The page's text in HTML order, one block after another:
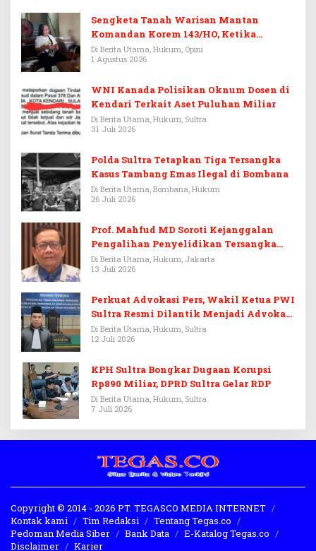
Sengketa Tanah Warisan Mantan
Komandan Korem 143/HO, Ketika
Warisan Menjadi Arena Pemerasan
Di Berita Utama, Hukum, Opini
1 Agustus 2026
WNI Kanada Polisikan Oknum Dosen di
Kendari Terkait Aset Puluhan Miliar
Di Berita Utama, Hukum, Sultra
31 Juli 2026
Polda Sultra Tetapkan Tiga Tersangka
Kasus Tambang Emas Ilegal di Bombana
Di Berita Utama, Bombana, Hukum
26 Juli 2026
Prof. Mahfud MD Soroti Kejanggalan
Pengalihan Penyelidikan Tersangka
Febrie Adriansyah
Di Berita Utama, Hukum, Jakarta
13 Juli 2026
Perkuat Advokasi Pers, Wakil Ketua PWI
Sultra Resmi Dilantik Menjadi Advokat
PERADI
Di Berita Utama, Hukum, Sultra
12 Juli 2026
KPH Sultra Bongkar Dugaan Korupsi
Rp890 Miliar, DPRD Sultra Gelar RDP
Di Berita Utama, Hukum, Sultra
7 Juli 2026
Copyright © 2014 - 2026 PT. TEGASCO MEDIA INTERNET
Kontak kami
Tim Redaksi
Tentang Tegas.co
Pedoman Media Siber
Bank Data
E-Katalog Tegas.co
Disclaimer
Karier